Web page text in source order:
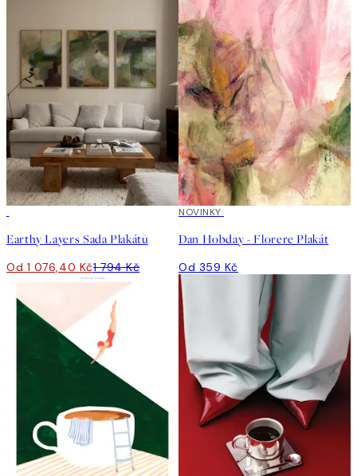
Earthy Layers Sada Plakátů
Od 1 076,40 Kč1 794 Kč
NOVINKY
Dan Hobday - Florere Plakát
Od 359 Kč